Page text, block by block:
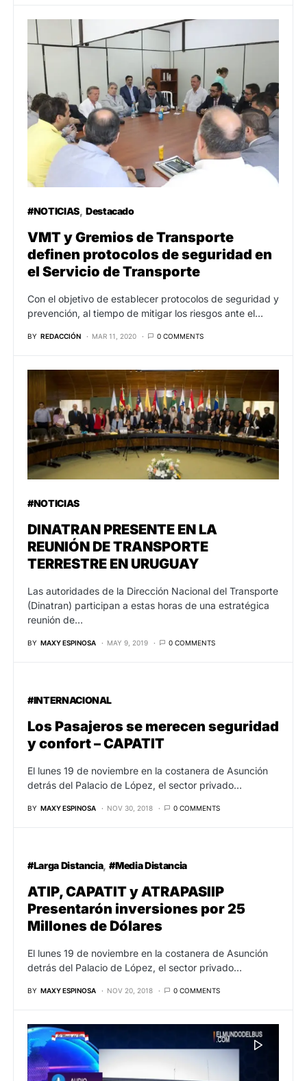
#NOTICIAS Destacado
VMT y Gremios de Transporte
definen protocolos de seguridad en
el Servicio de Transporte
Con el objetivo de establecer protocolos de seguridad y
prevención, al tiempo de mitigar los riesgos ante el…
BY REDACCIÓN MAR 11, 2020 0 COMMENTS
#NOTICIAS
DINATRAN PRESENTE EN LA
REUNIÓN DE TRANSPORTE
TERRESTRE EN URUGUAY
Las autoridades de la Dirección Nacional del Transporte
(Dinatran) participan a estas horas de una estratégica
reunión de…
BY MAXY ESPINOSA MAY 9, 2019 0 COMMENTS
#INTERNACIONAL
Los Pasajeros se merecen seguridad
y confort – CAPATIT
El lunes 19 de noviembre en la costanera de Asunción
detrás del Palacio de López, el sector privado…
BY MAXY ESPINOSA NOV 30, 2018 0 COMMENTS
#Larga Distancia #Media Distancia
ATIP, CAPATIT y ATRAPASIIP
Presentarón inversiones por 25
Millones de Dólares
El lunes 19 de noviembre en la costanera de Asunción
detrás del Palacio de López, el sector privado…
BY MAXY ESPINOSA NOV 20, 2018 0 COMMENTS